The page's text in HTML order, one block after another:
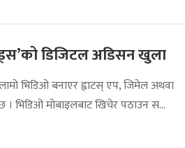
डिजिटल अडिसन खुला
भिडिओ बनाएर ह्वाटस् एप, जिमेल अथवा
भिडिओ मोबाइलबाट खिचेर पठाउन स...